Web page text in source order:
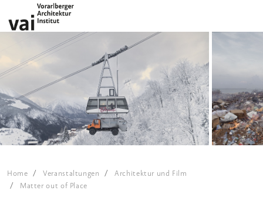
Home Veranstaltungen
Architektur und Film
Matter out of Place